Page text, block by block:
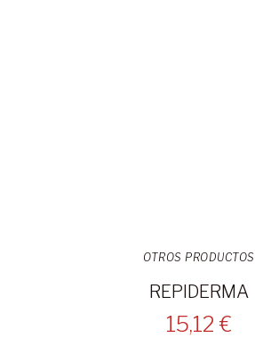
OTROS PRODUCTOS
REPIDERMA
15,12 €